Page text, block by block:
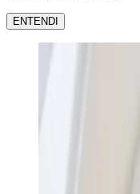
ENTENDI